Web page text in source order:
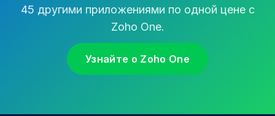
45 другими приложениями по одной цене с
Zoho One.
Узнайте о Zoho One